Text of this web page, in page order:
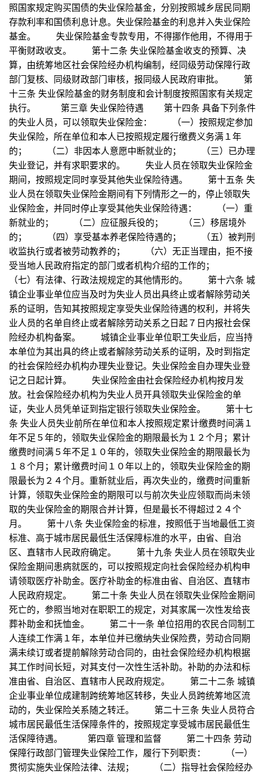
照国家规定购买国债的失业保险基金，分别按照城乡居民同期
存款利率和国债利息计息。失业保险基金的利息并入失业保险
基金。 失业保险基金专款专用，不得挪作他用，不得用于
平衡财政收支。 第十二条 失业保险基金收支的预算、决
算，由统筹地区社会保险经办机构编制，经同级劳动保障行政
部门复核、同级财政部门审核，报同级人民政府审批。 第
十三条 失业保险基金的财务制度和会计制度按照国家有关规定
执行。 第三章 失业保险待遇 第十四条 具备下列条件
的失业人员，可以领取失业保险金： （一）按照规定参加
失业保险，所在单位和本人已按照规定履行缴费义务满１年
的； （二）非因本人意愿中断就业的； （三）已办理
失业登记，并有求职要求的。 失业人员在领取失业保险金
期间，按照规定同时享受其他失业保险待遇。 第十五条 失
业人员在领取失业保险金期间有下列情形之一的，停止领取失
业保险金，并同时停止享受其他失业保险待遇： （一）重
新就业的； （二）应征服兵役的； （三）移居境外
的； （四）享受基本养老保险待遇的； （五）被判刑
收监执行或者被劳动教养的； （六）无正当理由，拒不接
受当地人民政府指定的部门或者机构介绍的工作的；
（七）有法律、行政法规规定的其他情形的。 第十六条 城
镇企业事业单位应当及时为失业人员出具终止或者解除劳动关
系的证明，告知其按照规定享受失业保险待遇的权利，并将失
业人员的名单自终止或者解除劳动关系之日起７日内报社会保
险经办机构备案。 城镇企业事业单位职工失业后，应当持
本单位为其出具的终止或者解除劳动关系的证明，及时到指定
的社会保险经办机构办理失业登记。失业保险金自办理失业登
记之日起计算。 失业保险金由社会保险经办机构按月发
放。社会保险经办机构为失业人员开具领取失业保险金的单
证，失业人员凭单证到指定银行领取失业保险金。 第十七
条 失业人员失业前所在单位和本人按照规定累计缴费时间满１
年不足５年的，领取失业保险金的期限最长为１２个月；累计
缴费时间满５年不足１０年的，领取失业保险金的期限最长为
１８个月；累计缴费时间１０年以上的，领取失业保险金的期
限最长为２４个月。重新就业后，再次失业的，缴费时间重新
计算，领取失业保险金的期限可以与前次失业应领取而尚未领
取的失业保险金的期限合并计算，但是最长不得超过２４个
月。 第十八条 失业保险金的标准，按照低于当地最低工资
标准、高于城市居民最低生活保障标准的水平，由省、自治
区、直辖市人民政府确定。 第十九条 失业人员在领取失业
保险金期间患病就医的，可以按照规定向社会保险经办机构申
请领取医疗补助金。医疗补助金的标准由省、自治区、直辖市
人民政府规定。 第二十条 失业人员在领取失业保险金期间
死亡的，参照当地对在职职工的规定，对其家属一次性发给丧
葬补助金和抚恤金。 第二十一条 单位招用的农民合同制工
人连续工作满１年，本单位并已缴纳失业保险费，劳动合同期
满未续订或者提前解除劳动合同的，由社会保险经办机构根据
其工作时间长短，对其支付一次性生活补助。补助的办法和标
准由省、自治区、直辖市人民政府规定。 第二十二条 城镇
企业事业单位成建制跨统筹地区转移，失业人员跨统筹地区流
动的，失业保险关系随之转迁。 第二十三条 失业人员符合
城市居民最低生活保障条件的，按照规定享受城市居民最低生
活保障待遇。 第四章 管理和监督 第二十四条 劳动
保障行政部门管理失业保险工作，履行下列职责： （一）
贯彻实施失业保险法律、法规； （二）指导社会保险经办